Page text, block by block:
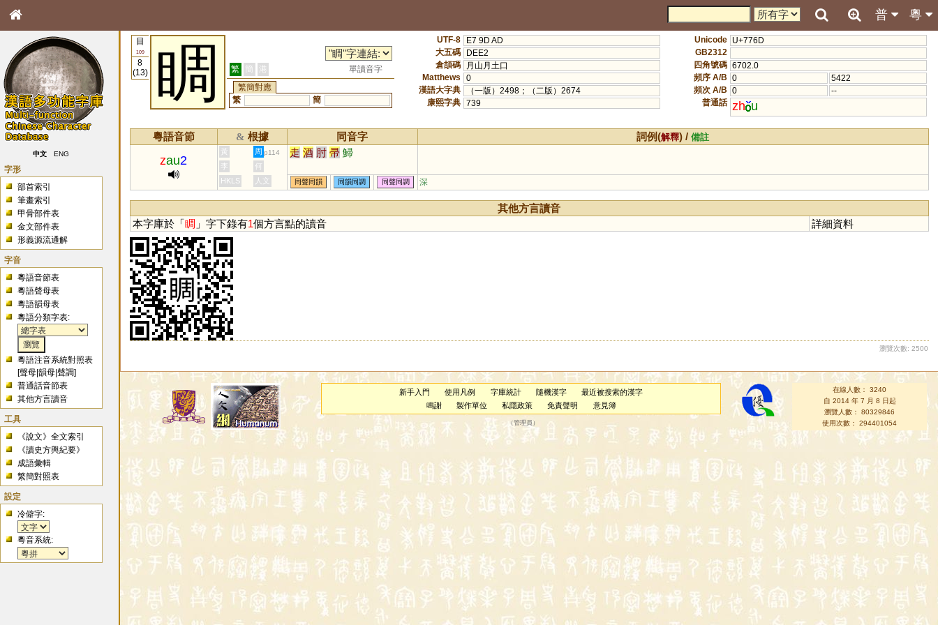
粵
普
中文 ENG
字形
部首索引
筆畫索引
甲骨部件表
金文部件表
形義源流通解
字音
粵語音節表
粵語聲母表
粵語韻母表
粵語分類字表:
粵語注音系統對照表
[聲母 |韻母 |聲調]
普通話音節表
其他方言讀音
工具
《說文》全文索引
《讀史方輿紀要》
成語彙輯
繁簡對照表
設定
冷僻字:
粵音系統:
目
109
8
(13)
睭 繁 簡 港
單讀音字
繁簡對應
繁
簡
UTF-8
E7 9D AD
大五碼
DEE2
倉頡碼
月山月土口
Matthews
0
漢語大字典
（一版）2498；（二版）2674
康熙字典 739
Unicode U+776D
GB2312
四角號碼 6702.0
頻序 A/B 0
5422
頻次 A/B 0
--
普通話 zh u
粵語音節 & 根據 同音字 詞例(解釋) /備註
zau2
黃 周 p114 走 酒 肘 帚 鯞
李
何
HKLS
人文 同聲同韻 同韻同調 同聲同調 深
其他方言讀音
本字庫於「 睭 」字下錄有1個方言點的讀音 詳細資料
瀏覽次數: 2500
新手入門 使用凡例 字庫統計 隨機漢字
最近被搜索的漢字
鳴謝
製作單位 私隱政策 免責聲明 意見簿
（管理員 ）
在線人數： 3240
自 2014 年 7 月 8 日起
瀏覽人數： 80329846
使用次數： 294401054